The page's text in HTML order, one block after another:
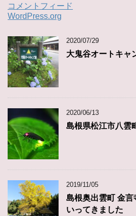
コメントフィード
WordPress.org
2020/07/29
大鬼谷オートキャ
2020/06/13
島根県松江市八雲
2019/11/05
島根奥出雲町 金
いってきました